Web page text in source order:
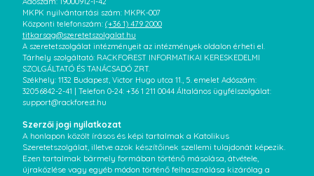
MKPK nyilvántartási szám: MKPK-007
Központi telefonszám: (+36 1) 479 2000
titkarsag@szeretetszolgalat.hu
A szeretetszolgálat intézményeit az intézmények oldalon érheti el.
Tárhely szolgáltató: RACKFOREST INFORMATIKAI KERESKEDELMI
SZOLGÁLTATÓ ÉS TANÁCSADÓ ZRT.
Székhely: 1132 Budapest, Victor Hugo utca 11., 5. emelet Adószám:
32056842-2-41 | Telefon 0-24: +36 1 211 0044 Általános ügyfélszolgálat:
support@rackforest.hu
Szerzői jogi nyilatkozat
A honlapon közölt írásos és képi tartalmak a Katolikus
Szeretetszolgálat, illetve azok készítőinek szellemi tulajdonát képezik.
Ezen tartalmak bármely formában történő másolása, átvétele,
újraközlése vagy egyéb módon történő felhasználása kizárólag a